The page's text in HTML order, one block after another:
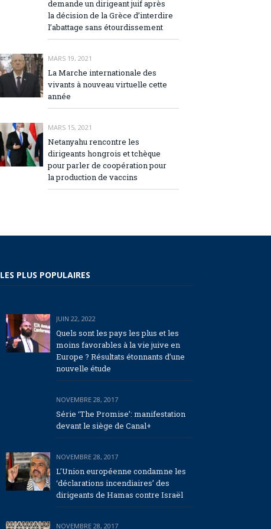
demande un dirigeant juif après
la décision de la Grèce d’interdire
l’abattage sans étourdissement
MARS 19, 2021
La Marche internationale des
vivants à nouveau virtuelle cette
année
MARS 15, 2021
Netanyahu rencontre les
dirigeants hongrois et tchèque
pour parler de coopération pour
la production de vaccins
LES PLUS POPULAIRES
JUIN 22, 2022
Quels sont les pays les plus et les
moins favorables à la vie juive en
Europe ? Résultats étonnants d’une
nouvelle étude
NOVEMBRE 28, 2017
Série ‘The Promise’: manifestation
devant le siège de Canal+
NOVEMBRE 28, 2017
L’Union européenne condamne les
‘déclarations incendiaires’ des
dirigeants de Hamas contre Israël
NOVEMBRE 28, 2017